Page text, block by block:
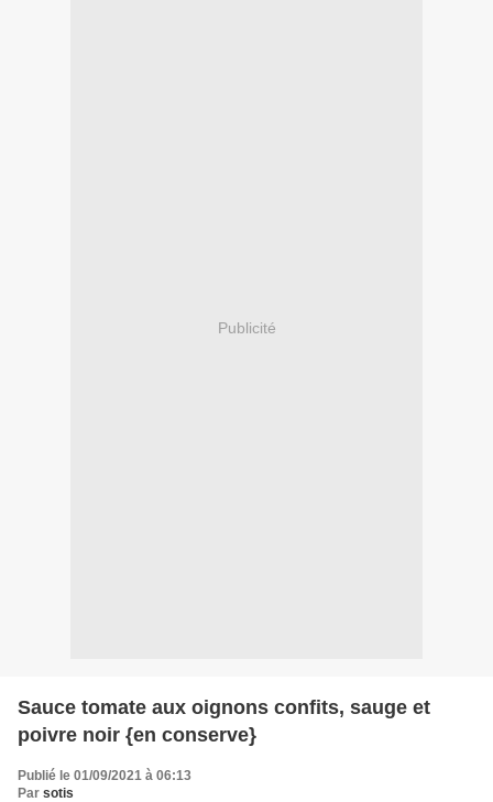
Publicité
Sauce tomate aux oignons confits, sauge et
poivre noir {en conserve}
Publié le 01/09/2021 à 06:13
Par sotis